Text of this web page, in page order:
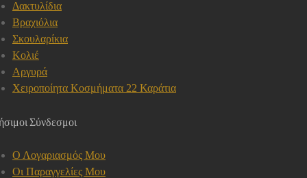
Δακτυλίδια
Βραχιόλια
Σκουλαρίκια
Κολιέ
Αργυρά
Χειροποίητα Κοσμήματα 22 Καράτια
Σύνδεσμοι
Ο Λογαριασμός Μου
Οι Παραγγελίες Μου